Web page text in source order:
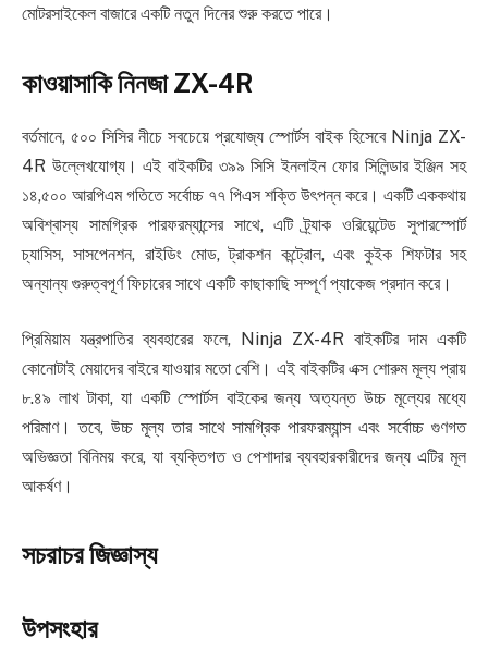
মোটরসাইকেল বাজারে একটি নতুন দিনের শুরু করতে পারে।
কাওয়াসাকি নিনজা ZX-4R
বর্তমানে, ৫০০ সিসির নীচে সবচেয়ে প্রযোজ্য স্পোর্টস বাইক হিসেবে Ninja ZX-
4R উল্লেখযোগ্য। এই বাইকটির ৩৯৯ সিসি ইনলাইন ফোর সিলিন্ডার ইঞ্জিন সহ
১৪,৫০০ আরপিএম গতিতে সর্বোচ্চ ৭৭ পিএস শক্তি উৎপন্ন করে। একটি এককথায়
অবিশ্বাস্য সামগ্রিক পারফরম্যান্সের সাথে, এটি ট্র্যাক ওরিয়েন্টেড সুপারস্পোর্ট
চ্যাসিস, সাসপেনশন, রাইডিং মোড, ট্রাকশন কন্ট্রোল, এবং কুইক শিফটার সহ
অন্যান্য গুরুত্বপূর্ণ ফিচারের সাথে একটি কাছাকাছি সম্পূর্ণ প্যাকেজ প্রদান করে।
প্রিমিয়াম যন্ত্রপাতির ব্যবহারের ফলে, Ninja ZX-4R বাইকটির দাম একটি
কোনোটাই মেয়াদের বাইরে যাওয়ার মতো বেশি। এই বাইকটির এক্স শোরুম মূল্য প্রায়
৮.৪৯ লাখ টাকা, যা একটি স্পোর্টস বাইকের জন্য অত্যন্ত উচ্চ মূল্যের মধ্যে
পরিমাণ। তবে, উচ্চ মূল্য তার সাথে সামগ্রিক পারফরম্যান্স এবং সর্বোচ্চ গুণগত
অভিজ্ঞতা বিনিময় করে, যা ব্যক্তিগত ও পেশাদার ব্যবহারকারীদের জন্য এটির মূল
আকর্ষণ।
সচরাচর জিজ্ঞাস্য
উপসংহার